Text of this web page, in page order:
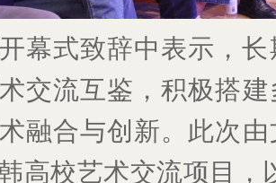
幕式致辞中表示，
交流互鉴，积极搭
融合与创新。此次
高校艺术交流项目，